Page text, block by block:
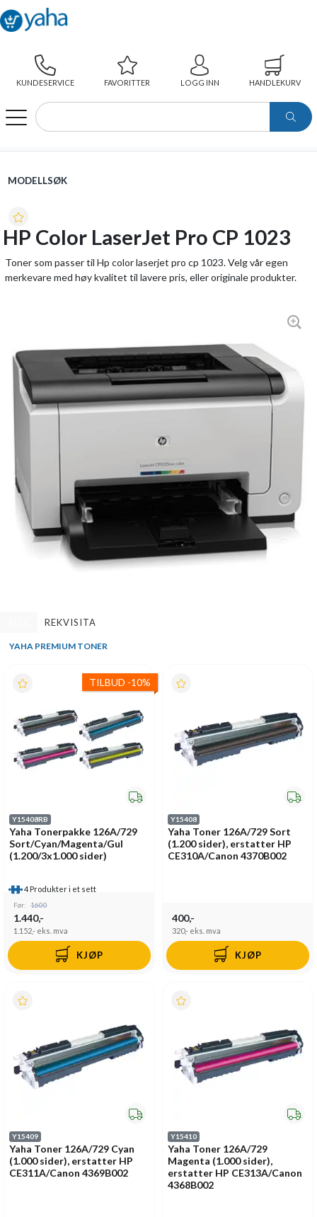
KUNDESERVICE FAVORITTER LOGG INN HANDLEKURV
WEBSHOP
MODELLSØK
HP Color LaserJet Pro CP 1023
Toner som passer til Hp color laserjet pro cp 1023. Velg vår egen
merkevare med høy kvalitet til lavere pris, eller originale produkter.
REKVISITA
YAHA PREMIUM TONER
TILBUD -10%
Y15408RB
Yaha Tonerpakke 126A/729
Sort/Cyan/Magenta/Gul
(1.200/3x1.000 sider)
4 Produkter i et sett
Før: 1600
1.440,-
1.152,- eks. mva
KJØP
Y15408
Yaha Toner 126A/729 Sort
(1.200 sider), erstatter HP
CE310A/Canon 4370B002
400,-
320,- eks. mva
KJØP
Y15409
Yaha Toner 126A/729 Cyan
(1.000 sider), erstatter HP
CE311A/Canon 4369B002
Y15410
Yaha Toner 126A/729
Magenta (1.000 sider),
erstatter HP CE313A/Canon
4368B002